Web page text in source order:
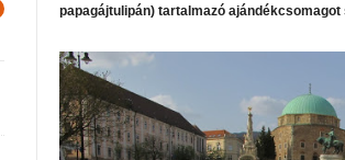
papagájtulipán) tartalmazó